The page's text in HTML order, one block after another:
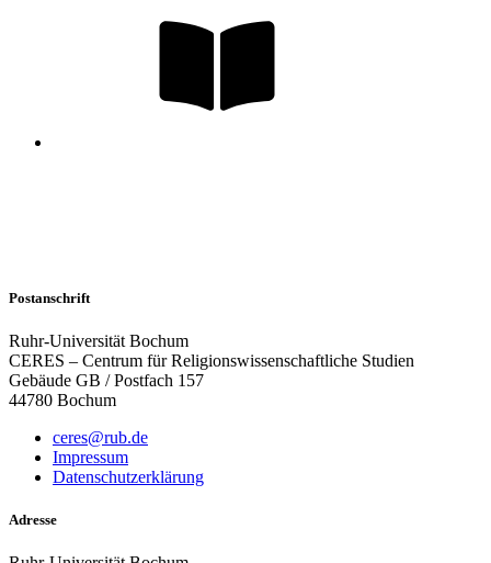
Postanschrift
Ruhr-Universität Bochum
CERES – Centrum für Religionswissenschaftliche Studien
Gebäude GB / Postfach 157
44780 Bochum
ceres@rub.de
Impressum
Datenschutzerklärung
Adresse